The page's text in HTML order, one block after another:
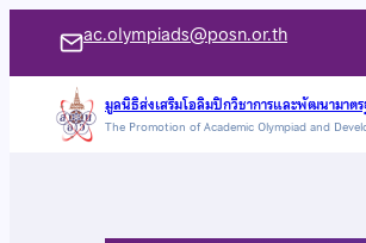
เนื้อหา
ac.olympiads@posn.or.th
มูลนิธิส่งเสริมโอลิมปิกวิชาการและพัฒนามาต
The Promotion of Academic Olympiad and